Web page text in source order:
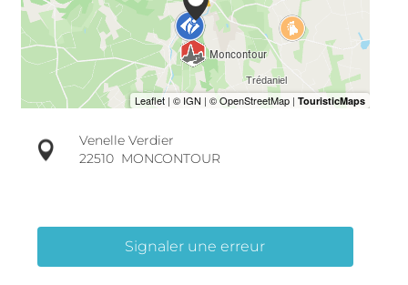
Venelle Verdier
22510 MONCONTOUR
Signaler une erreur